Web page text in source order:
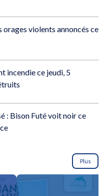
orages violents annoncés ce
incendie ce jeudi, 5
: Bison Futé voit noir ce
Plus